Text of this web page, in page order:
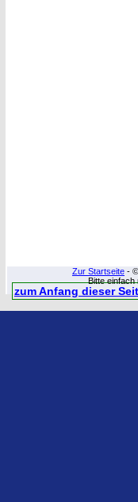
Zur Startseite -
Bitte einfach
zum Anfang dieser